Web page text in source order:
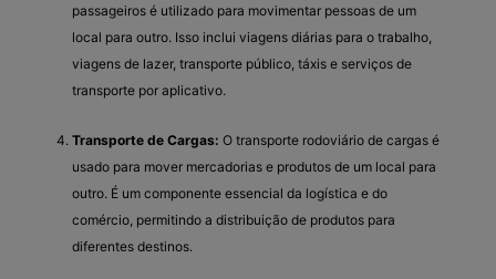
passageiros é utilizado para movimentar pessoas de um
local para outro. Isso inclui viagens diárias para o trabalho,
viagens de lazer, transporte público, táxis e serviços de
transporte por aplicativo.
Transporte de Cargas: O transporte rodoviário de cargas é
usado para mover mercadorias e produtos de um local para
outro. É um componente essencial da logística e do
comércio, permitindo a distribuição de produtos para
diferentes destinos.